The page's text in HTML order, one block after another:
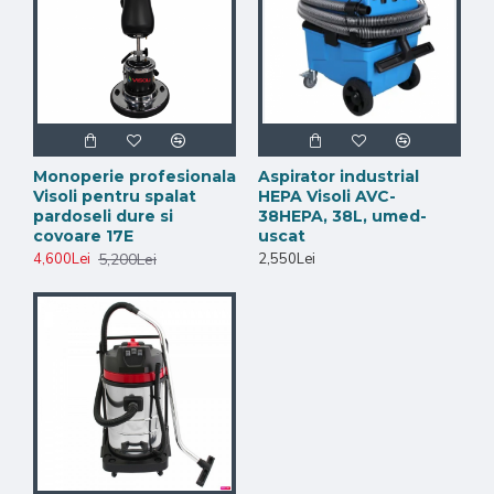
Tip produs
Uscător profesional pentru podele și
Alimentare 220V
1000W
Turație 1215 r/min
Utilizare
Podele, covoare, suprafețe umede,
pardoseli spălate
Aplicații
Uscarea covoarelor spălate
Uscarea pardoselilor după curățare
Uscarea suprafețelor din gresie, parchet sau
beton
Reducerea umezelii în spații comerciale
Utilizare în firme de curățenie și spălătorii
Monoperie profesionala
Visoli pentru spalat
pardoseli dure si
covoare 17E
4,600Lei 5,200Lei
Aspirator industrial
HEPA Visoli AVC-
38HEPA, 38L, umed-
uscat
2,550Lei